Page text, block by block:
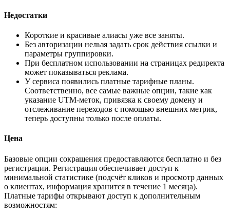
Недостатки
Короткие и красивые алиасы уже все заняты.
Без авторизации нельзя задать срок действия ссылки и
параметры группировки.
При бесплатном использовании на страницах редиректа
может показываться реклама.
У сервиса появились платные тарифные планы.
Соответственно, все самые важные опции, такие как
указание UTM-меток, привязка к своему домену и
отслеживание переходов с помощью внешних метрик,
теперь доступны только после оплаты.
Цена
Базовые опции сокращения предоставляются бесплатно и без
регистрации. Регистрация обеспечивает доступ к
минимальной статистике (подсчёт кликов и просмотр данных
о клиентах, информация хранится в течение 1 месяца).
Платные тарифы открывают доступ к дополнительным
возможностям: